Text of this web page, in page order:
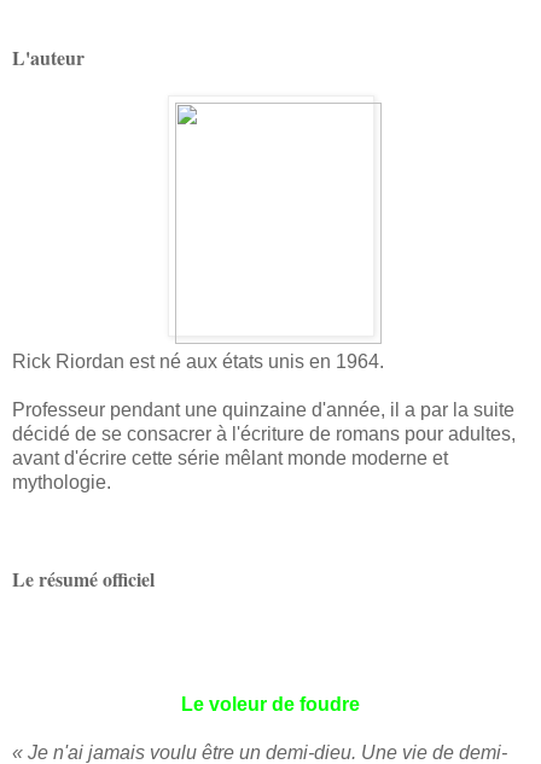
L'auteur
Rick Riordan est né aux états unis en 1964.
Professeur pendant une quinzaine d'année, il a par la suite
décidé de se consacrer à l'écriture de romans pour adultes,
avant d'écrire cette série mêlant monde moderne et
mythologie.
Le résumé officiel
Le voleur de foudre
« Je n'ai jamais voulu être un demi-dieu. Une vie de demi-